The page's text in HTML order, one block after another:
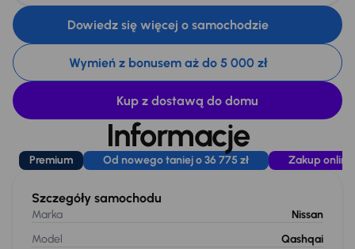
Dowiedz się więcej o samochodzie
Wymień z bonusem aż do 5 000 zł
Kup z dostawą do domu
Informacje
Premium Od nowego taniej o 36 775 zł Zakup online
Szczegóły samochodu
Marka
Nissan
Model
Qashqai